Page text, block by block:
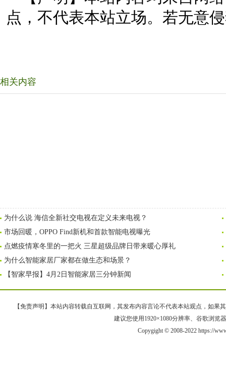
点，不代表本站立场。若无意
相关内容
为什么说 海信全新社交电视在定义未来电视？
市场回暖，OPPO Find新机和首款智能电视曝光
点燃疫情寒冬里的一把火 三星超级品牌日带来暖心厚礼
为什么智能家居厂家都在做生态和场景？
【智家早报】4月2日智能家居三分钟新闻
【免责声明】本站内容转载自互联网，其发布内容言论不代表本站观点，如果
建议您使用1920×1080分辨率、谷歌浏览
Copygight © 2008-2022 https://